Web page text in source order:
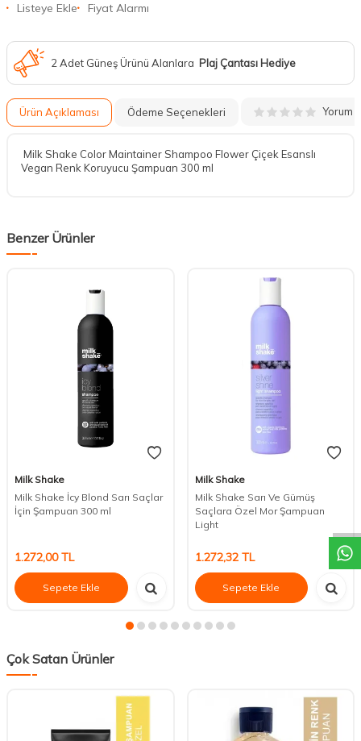
Listeye Ekle Fiyat Alarmı
2 Adet Güneş Ürünü Alanlara Plaj Çantası Hediye
Ürün Açıklaması Ödeme Seçenekleri Yorum
Milk Shake Color Maintainer Shampoo Flower Çiçek Esanslı
Vegan Renk Koruyucu Şampuan 300 ml
Benzer Ürünler
Milk Shake
Milk Shake İcy Blond Sarı Saçlar
İçin Şampuan 300 ml
1.272,00TL
Sepete Ekle
Milk Shake
Milk Shake Sarı Ve Gümüş
Saçlara Özel Mor Şampuan
Light
1.272,32TL
Sepete Ekle
Çok Satan Ürünler